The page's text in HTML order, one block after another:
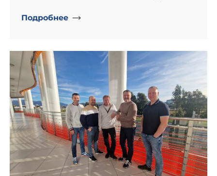
Подробнее
" alt="День рождение компании «Информпроект».">